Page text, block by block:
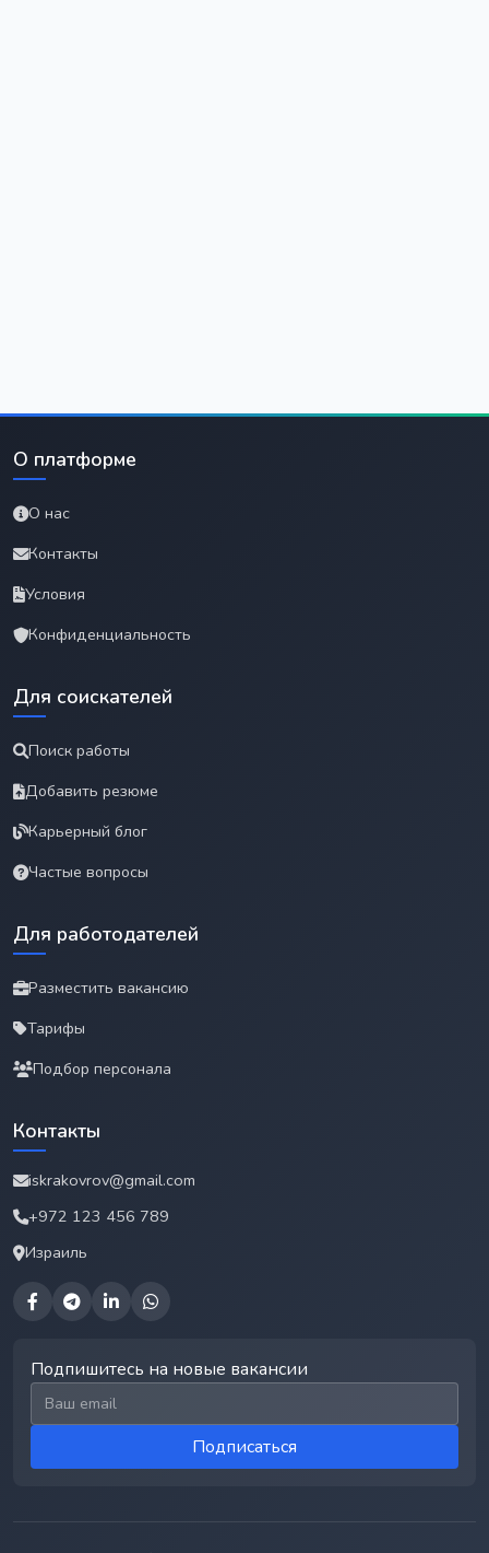
О платформе
О нас
Контакты
Условия
Конфиденциальность
Для соискателей
Поиск работы
Добавить резюме
Карьерный блог
Частые вопросы
Для работодателей
Разместить вакансию
Тарифы
Подбор персонала
Контакты
iskrakovrov@gmail.com
+972 123 456 789
Израиль
Подпишитесь на новые вакансии
Email для подписки
Подписаться